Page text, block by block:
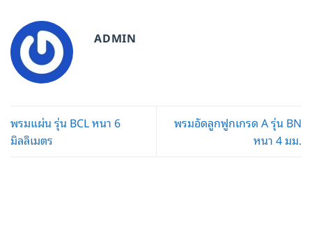
ADMIN
พรมแผ่น รุ่น BCL หนา 6
มิลลิเมตร
พรมอัดลูกฟูกเกรด A รุ่น BN
หนา 4 มม.